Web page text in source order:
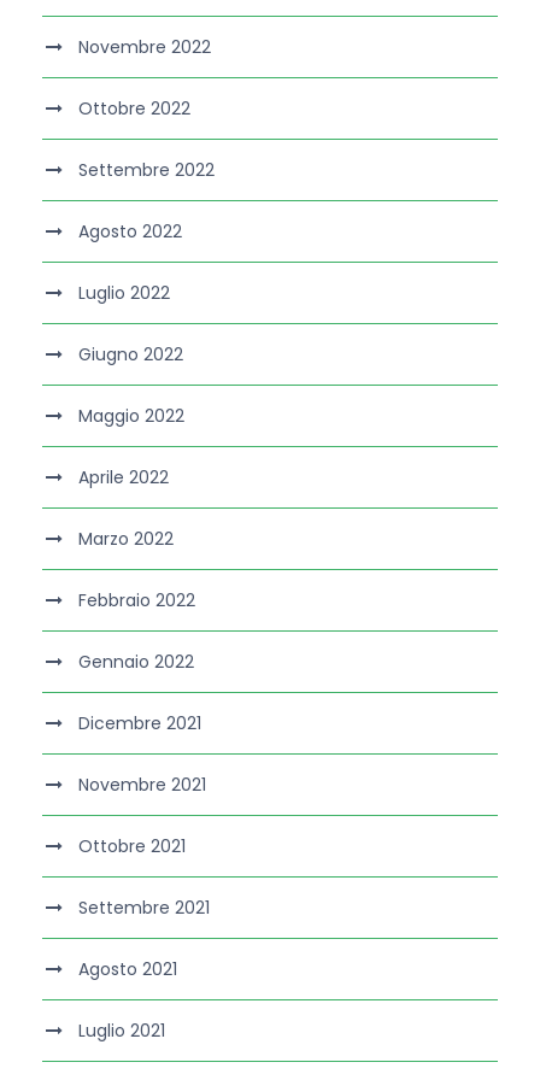
Novembre 2022
Ottobre 2022
Settembre 2022
Agosto 2022
Luglio 2022
Giugno 2022
Maggio 2022
Aprile 2022
Marzo 2022
Febbraio 2022
Gennaio 2022
Dicembre 2021
Novembre 2021
Ottobre 2021
Settembre 2021
Agosto 2021
Luglio 2021